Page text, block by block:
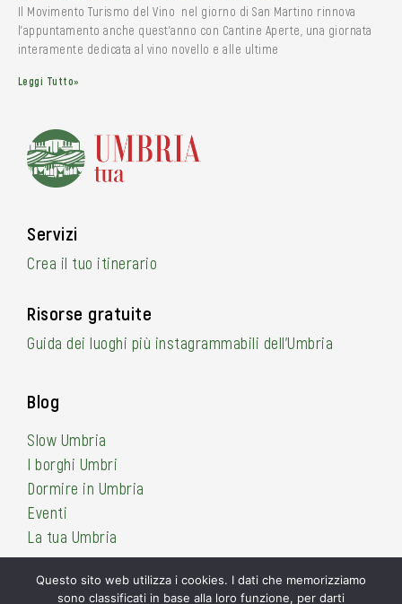
Il Movimento Turismo del Vino nel giorno di San Martino rinnova
l’appuntamento anche quest’anno con Cantine Aperte, una giornata
interamente dedicata al vino novello e alle ultime
Leggi Tutto»
Servizi
Crea il tuo itinerario
Risorse gratuite
Guida dei luoghi più instagrammabili dell’Umbria
Blog
Slow Umbria
I borghi Umbri
Dormire in Umbria
Eventi
La tua Umbria
Questo sito web utilizza i cookies. I dati che memorizziamo
sono classificati in base alla loro funzione, per darti